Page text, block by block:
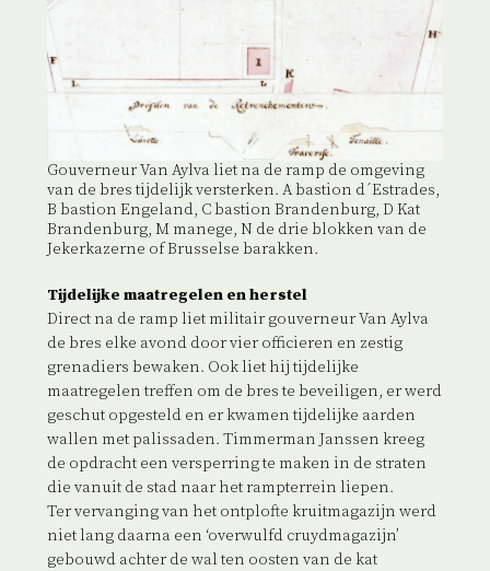
Gouverneur Van Aylva liet na de ramp de omgeving
van de bres tijdelijk versterken. A bastion d´Estrades,
B bastion Engeland, C bastion Brandenburg, D Kat
Brandenburg, M manege, N de drie blokken van de
Jekerkazerne of Brusselse barakken.
Tijdelijke maatregelen en herstel
Direct na de ramp liet militair gouverneur Van Aylva
de bres elke avond door vier officieren en zestig
grenadiers bewaken. Ook liet hij tijdelijke
maatregelen treffen om de bres te beveiligen, er werd
geschut opgesteld en er kwamen tijdelijke aarden
wallen met palissaden. Timmerman Janssen kreeg
de opdracht een versperring te maken in de straten
die vanuit de stad naar het rampterrein liepen.
Ter vervanging van het ontplofte kruitmagazijn werd
niet lang daarna een ‘overwulfd cruydmagazijn’
gebouwd achter de wal ten oosten van de kat